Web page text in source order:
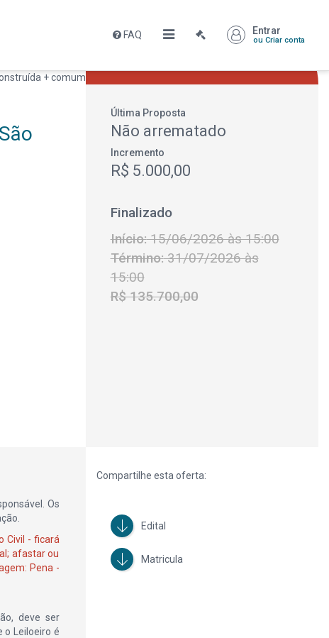
FAQ Entrar
ou Criar conta
Leilão encerrado
Última Proposta
Não arrematado
Incremento
R$ 5.000,00
Finalizado
Início:15/06/2026 às 15:00
Término:31/07/2026 às
15:00
R$ 135.700,00
Os
Civil - ficará
afastar ou
Pena -
deve ser
o Leiloeiro é
Compartilhe esta oferta:
Edital
Matricula